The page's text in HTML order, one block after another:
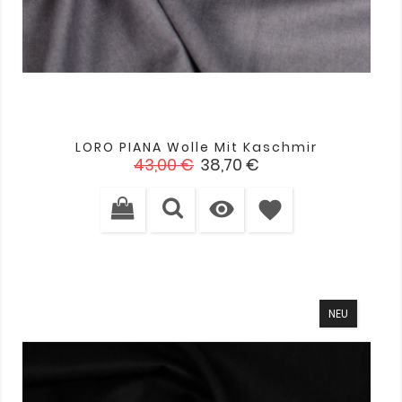
LORO PIANA Wolle Mit Kaschmir
Verkaufspreis
43,00 € Preis
38,70 €
 favorite
NEU